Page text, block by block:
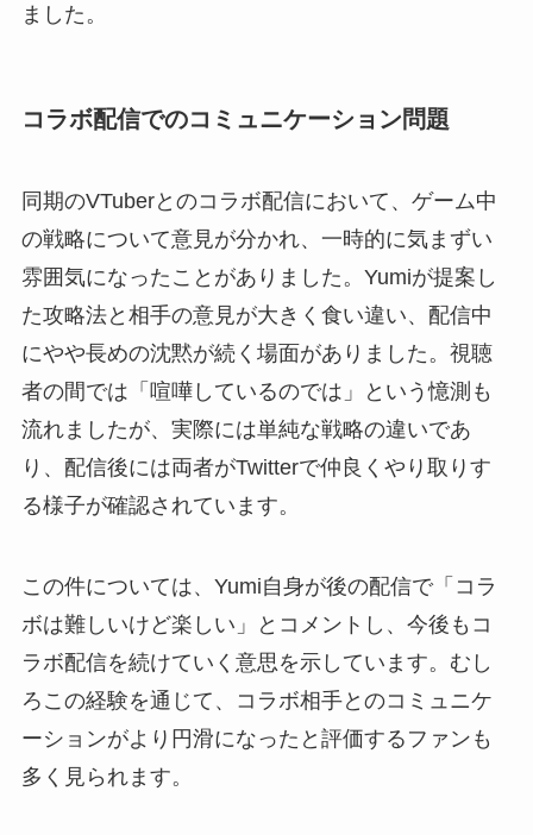
ました。
コラボ配信でのコミュニケーション問題
同期のVTuberとのコラボ配信において、ゲーム中
の戦略について意見が分かれ、一時的に気まずい
雰囲気になったことがありました。Yumiが提案し
た攻略法と相手の意見が大きく食い違い、配信中
にやや長めの沈黙が続く場面がありました。視聴
者の間では「喧嘩しているのでは」という憶測も
流れましたが、実際には単純な戦略の違いであ
り、配信後には両者がTwitterで仲良くやり取りす
る様子が確認されています。
この件については、Yumi自身が後の配信で「コラ
ボは難しいけど楽しい」とコメントし、今後もコ
ラボ配信を続けていく意思を示しています。むし
ろこの経験を通じて、コラボ相手とのコミュニケ
ーションがより円滑になったと評価するファンも
多く見られます。